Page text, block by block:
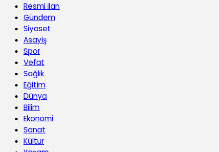
Resmi ilan
Gündem
Siyaset
Asayiş
Spor
Vefat
Sağlık
Eğitim
Dünya
Bilim
Ekonomi
Sanat
Kültür